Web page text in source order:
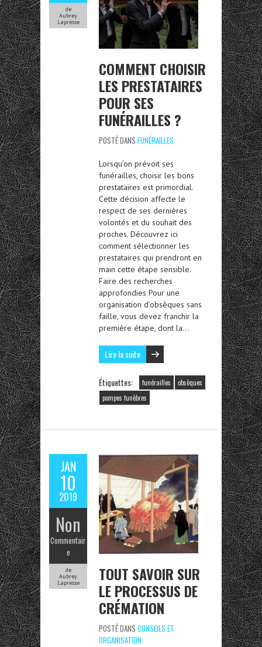
de
Aubrey
Lapresse
COMMENT CHOISIR
LES PRESTATAIRES
POUR SES
FUNÉRAILLES ?
POSTÉ DANS FUNÉRAILLES
Lorsqu’on prévoit ses
funérailles, choisir les bons
prestataires est primordial.
Cette décision affecte le
respect de ses dernières
volontés et du souhait des
proches. Découvrez ici
comment sélectionner les
prestataires qui prendront en
main cette étape sensible.
Faire des recherches
approfondies Pour une
organisation d’obsèques sans
faille, vous devez franchir la
première étape, dont la…
Lire la suite
Étiquettes: funérailles
obsèques
pompes funèbres
JAN
10
2019
Non
Commentair
e
de
Aubrey
Lapresse
TOUT SAVOIR SUR
LE PROCESSUS DE
CRÉMATION
POSTÉ DANS CONSEILS ET
ORGANISATION